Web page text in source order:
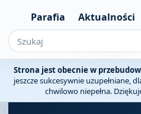
Parafia Aktualności
Strona jest obecnie w
jeszcze sukcesywnie uzupełniane,
chwilowo niepełna.